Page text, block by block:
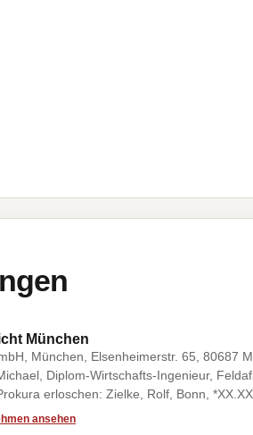
München
München, Elsenheimerstr. 65, 80687
Diplom-Wirtschafts-Ingenieur,
erloschen: Zielke, Rolf, Bonn,
ansehen